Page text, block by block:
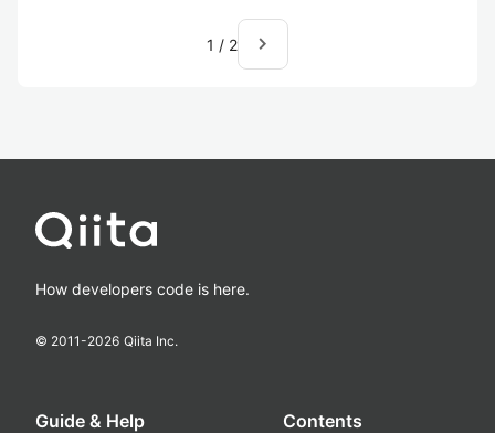
1 / 2 navigate_next
How developers code is here.
© 2011-2026 Qiita Inc.
Guide & Help Contents